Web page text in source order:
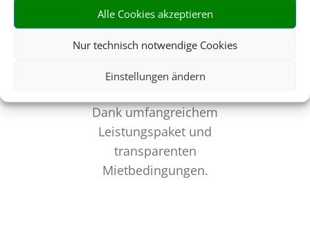
Alle Cookies akzeptieren
Nur technisch notwendige Cookies
Einstellungen ändern
Keine versteckten
Kosten
Dank umfangreichem
Leistungspaket und
transparenten
Mietbedingungen.